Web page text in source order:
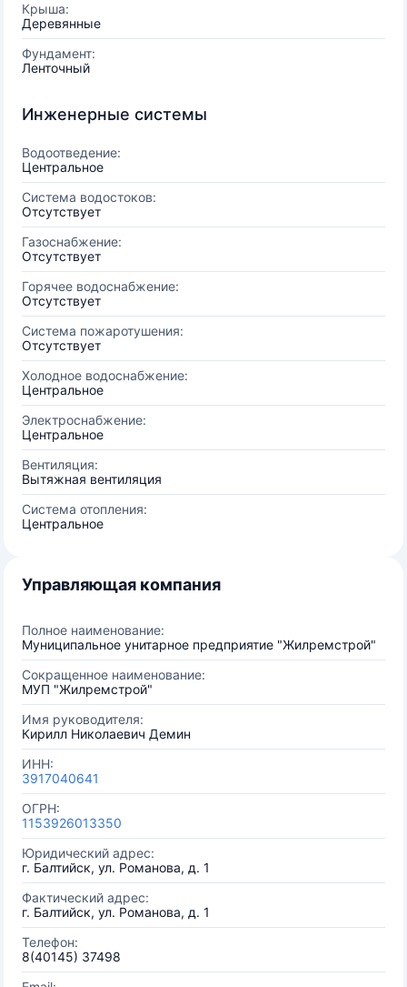
Крыша:
Деревянные
Фундамент:
Ленточный
Инженерные системы
Водоотведение:
Центральное
Система водостоков:
Отсутствует
Газоснабжение:
Отсутствует
Горячее водоснабжение:
Отсутствует
Система пожаротушения:
Отсутствует
Холодное водоснабжение:
Центральное
Электроснабжение:
Центральное
Вентиляция:
Вытяжная вентиляция
Система отопления:
Центральное
Управляющая компания
Полное наименование:
Муниципальное унитарное предприятие "Жилремстрой"
Сокращенное наименование:
МУП "Жилремстрой"
Имя руководителя:
Кирилл Николаевич Демин
ИНН:
3917040641
ОГРН:
1153926013350
Юридический адрес:
г. Балтийск, ул. Романова, д. 1
Фактический адрес:
г. Балтийск, ул. Романова, д. 1
Телефон:
8(40145) 37498